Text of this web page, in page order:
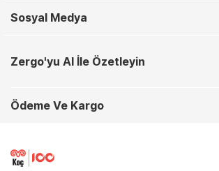
Sosyal Medya
Zergo'yu AI İle Özetleyin
Ödeme Ve Kargo